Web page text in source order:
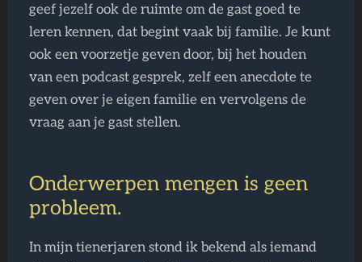
geef jezelf ook de ruimte om de gast goed te
leren kennen, dat begint vaak bij familie. Je kunt
ook een voorzetje geven door, bij het houden
van een podcast gesprek, zelf een anecdote te
geven over je eigen familie en vervolgens de
vraag aan je gast stellen.
Onderwerpen mengen is geen
probleem.
In mijn tienerjaren stond ik bekend als iemand